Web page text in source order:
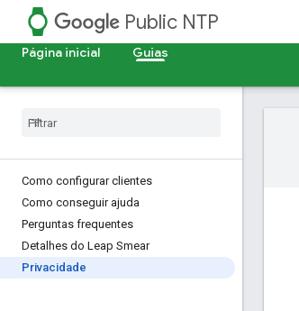
watch Public NTP
Página inicial
Guias
Como configurar clientes
Como conseguir ajuda
Perguntas frequentes
Detalhes do Leap Smear
Privacidade